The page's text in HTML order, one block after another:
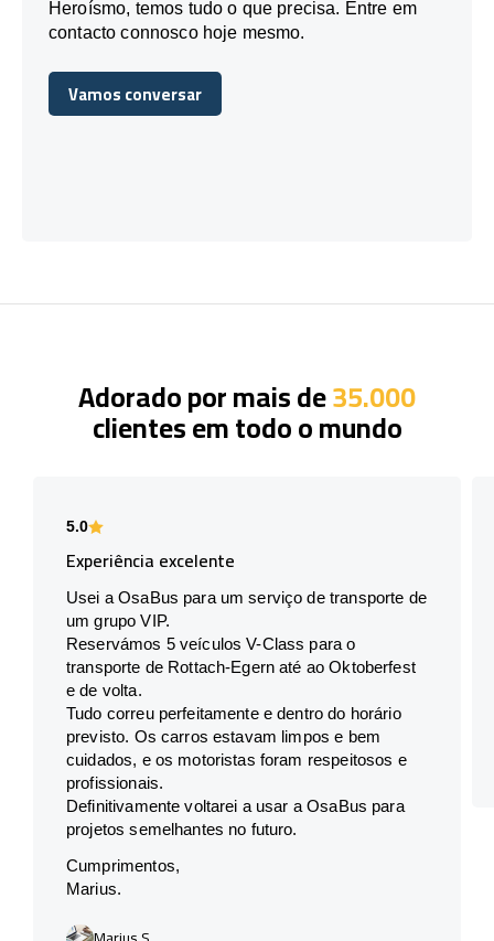
Heroísmo, temos tudo o que precisa. Entre em
contacto connosco hoje mesmo.
Vamos conversar
Vamos conversar
Adorado por mais de35.000
clientes em todo o mundo
5.0
Experiência excelente
Usei a OsaBus para um serviço de transporte de
um grupo VIP.
Reservámos 5 veículos V-Class para o
transporte de Rottach-Egern até ao Oktoberfest
e de volta.
Tudo correu perfeitamente e dentro do horário
previsto. Os carros estavam limpos e bem
cuidados, e os motoristas foram respeitosos e
profissionais.
Definitivamente voltarei a usar a OsaBus para
projetos semelhantes no futuro.
Cumprimentos,
Marius.